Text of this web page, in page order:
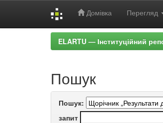
Домівка Перегляд
ELARTU — Інституційний
Пошук
Пошук:
запит